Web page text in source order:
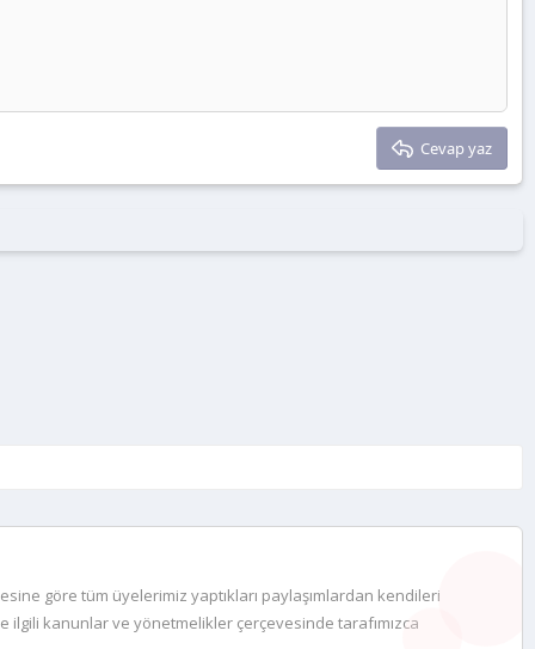
Cevap yaz
göre tüm üyelerimiz yaptıkları paylaşımlardan kendileri
ilgili kanunlar ve yönetmelikler çerçevesinde tarafımızca